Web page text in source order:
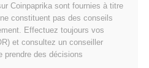
~0.18%en dessous de son
t-il par rapport au
?
Coinpaprika sont fournies à titre
constituent pas des conseils
Effectuez toujours vos
et consultez un conseiller
prendre des décisions